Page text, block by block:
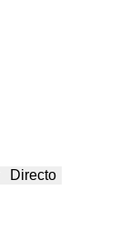
Directo